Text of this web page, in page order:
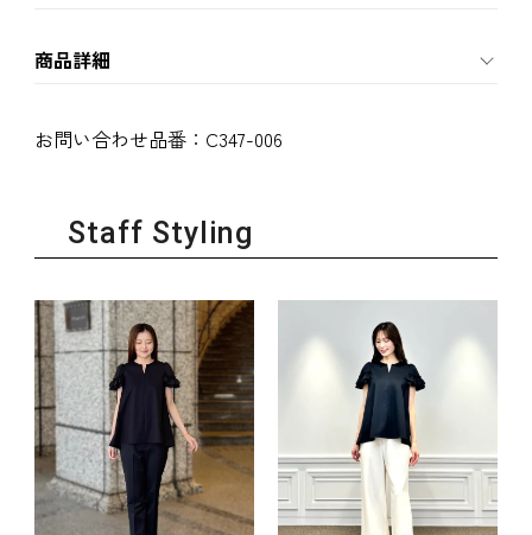
商品詳細
お問い合わせ品番： C347-006
Staff Styling